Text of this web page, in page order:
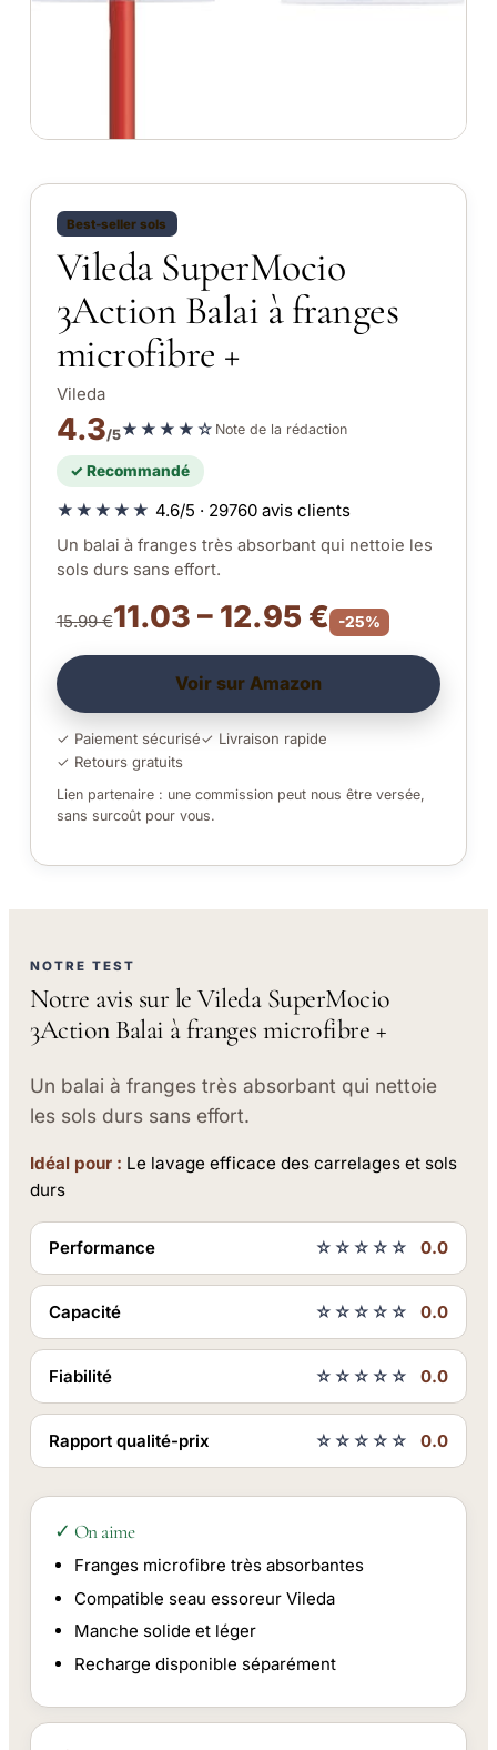
Best-seller sols
Vileda SuperMocio
3Action Balai à franges
microfibre +
Vileda
4.3/5★★★★☆ Note de la rédaction
✓ Recommandé
★★★★★ 4.6/5 · 29760 avis clients
Un balai à franges très absorbant qui nettoie les
sols durs sans effort.
15.99 €11.03 – 12.95 € -25%
Voir sur Amazon
✓ Paiement sécurisé✓ Livraison rapide
✓ Retours gratuits
Lien partenaire : une commission peut nous être versée,
sans surcoût pour vous.
NOTRE TEST
Notre avis sur le Vileda SuperMocio
3Action Balai à franges microfibre +
Un balai à franges très absorbant qui nettoie
les sols durs sans effort.
Idéal pour : Le lavage efficace des carrelages et sols
durs
Performance ☆☆☆☆☆ 0.0
Capacité ☆☆☆☆☆ 0.0
Fiabilité ☆☆☆☆☆ 0.0
Rapport qualité-prix ☆☆☆☆☆ 0.0
✓ On aime
Franges microfibre très absorbantes
Compatible seau essoreur Vileda
Manche solide et léger
Recharge disponible séparément